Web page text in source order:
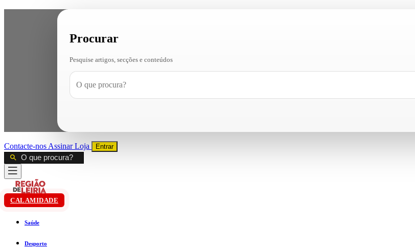
Procurar
Pesquise artigos, secções e conteúdos
Contacte-nos AssinarLoja Entrar
CALAMIDADE
Saúde
Desporto